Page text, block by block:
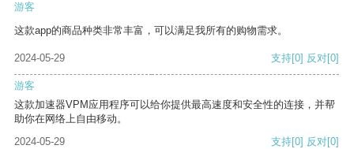
游客
这款app的商品种类非常丰富，可以满足我所有的购物需求。
2024-05-29 支持[0] 反对[0]
游客
这款加速器VPM应用程序可以给你提供最高速度和安全性的连接，并帮
助你在网络上自由移动。
2024-05-29
支持[0] 反对[0]